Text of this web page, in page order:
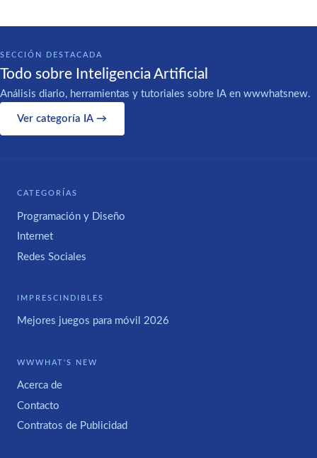
SECCIÓN DESTACADA
Todo sobre Inteligencia Artificial
Análisis diario, herramientas y tutoriales sobre IA en wwwhatsnew.
Ver categoría IA →
CATEGORÍAS
Programación y Diseño
Internet
Redes Sociales
IMPRESCINDIBLES
Mejores juegos para móvil 2026
WWWHAT'S NEW
Acerca de
Contacto
Contratos de Publicidad